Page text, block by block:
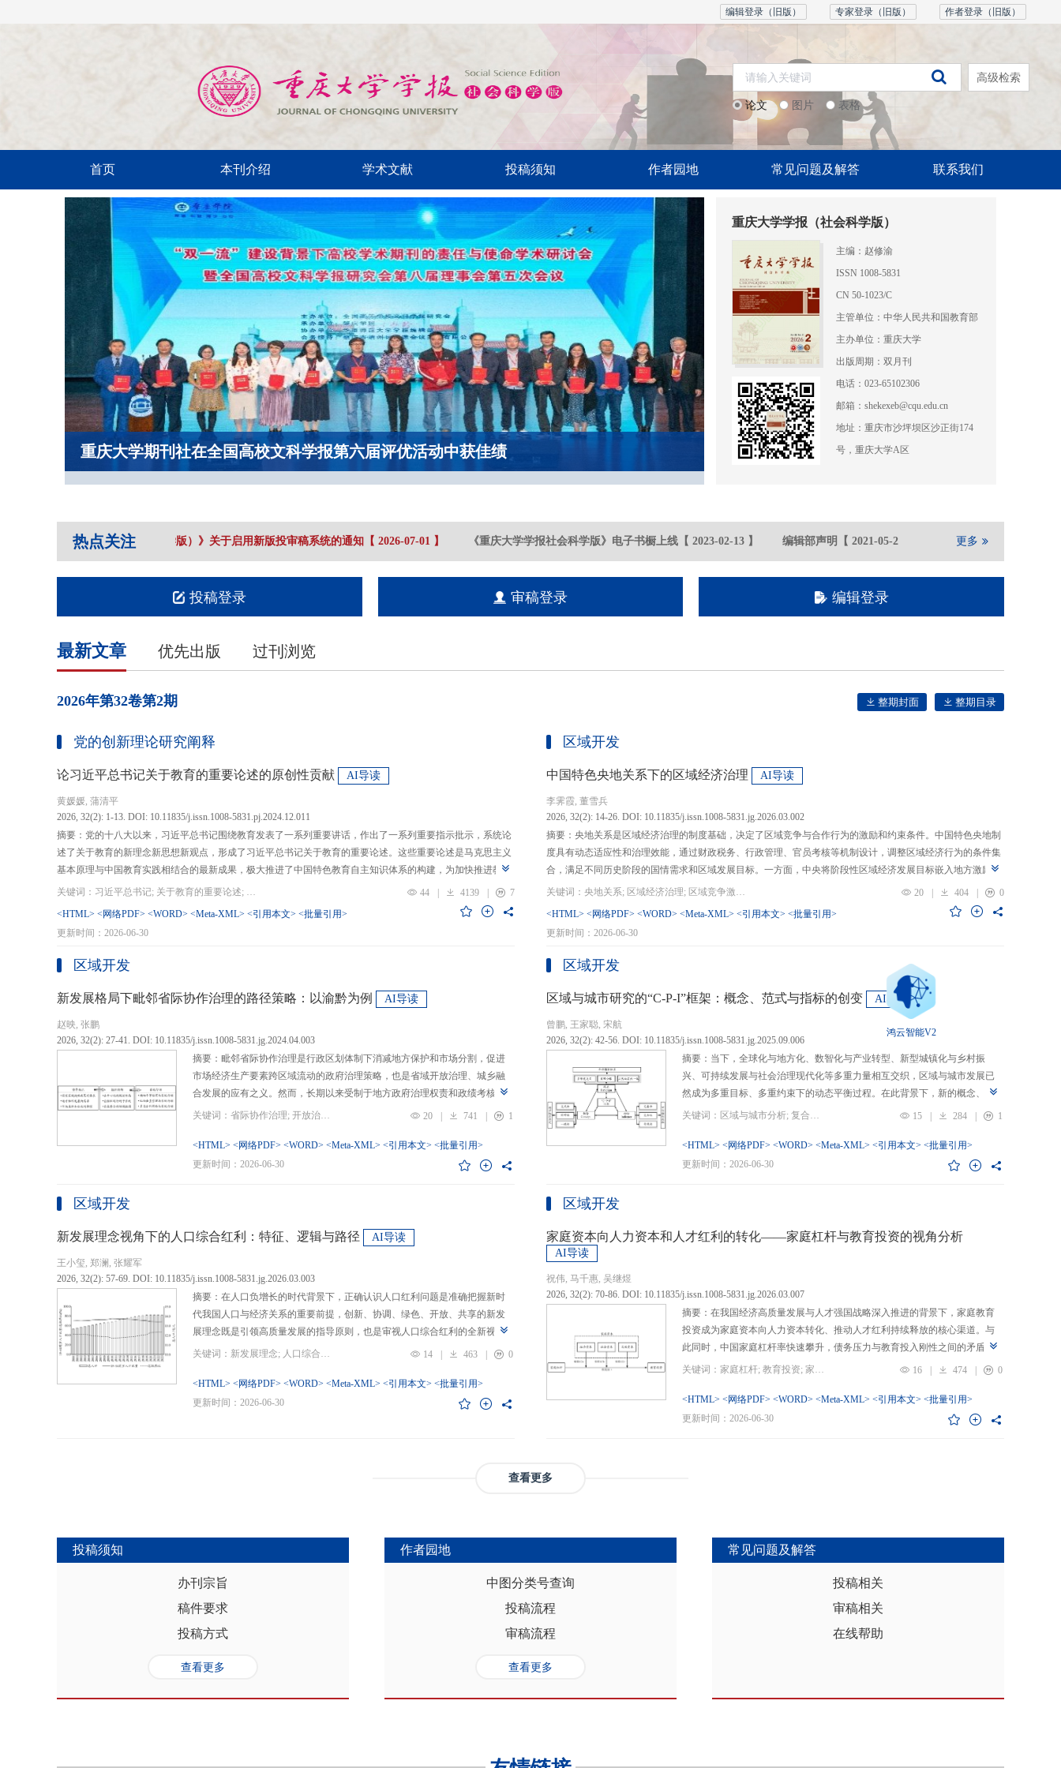
作者登录（旧版）
专家登录（旧版）
编辑登录（旧版）
论文 图片 表格
高级检索
首页 本刊介绍 学术文献 投稿须知 作者园地 常见问题及解答 联系我们
重庆大学期刊社在全国高校文科学报第六届评优活动中获佳绩
重庆大学学报（社会科学版）
主编：赵修渝
ISSN 1008-5831
CN 50-1023/C
主管单位：中华人民共和国教育部
主办单位：重庆大学
出版周期：双月刊
电话：023-65102306
邮箱：shekexeb@cqu.edu.cn
地址：重庆市沙坪坝区沙正街174
号，重庆大学A区
热点关注
《重庆大学学报（社会科学版）》关于启用新版投审稿系统的通知【 2026-07-01】 《重庆大学学报社会科学版》电子书橱上线【 2023-02-13】 编辑部声明【 2021-05-21】 重庆大学期刊社在全国
更多
投稿登录 审稿登录 编辑登录
最新文章 优先出版 过刊浏览
2026年第32卷第2期 整期封面 整期目录
党的创新理论研究阐释
论习近平总书记关于教育的重要论述的原创性贡献 AI导读
黄媛媛, 蒲清平
2026, 32(2): 1-13. DOI: 10.11835/j.issn.1008-5831.pj.2024.12.011
摘要：党的十八大以来，习近平总书记围绕教育发表了一系列重要讲话，作出了一系列重要指示批示，系统论
述了关于教育的新理念新思想新观点，形成了习近平总书记关于教育的重要论述。这些重要论述是马克思主义
基本原理与中国教育实践相结合的最新成果，极大推进了中国特色教育自主知识体系的构建，为加快推进教育
现代化、建设教育强国提供了强大思想武器和行动指南，作出了重大原创性贡献。这些原创性贡献主要体现
在：第一，从价值论角度明确了教育在党和国家事业发展全局中的战略定位，从政治价值、经济价值、文化价
值、社会价值、创新价值等五个方面创新性回答了新时代“为什么办教育”的战略问题；第二，从认识论角度赋
予了新时代教育发展的多重内涵，深刻揭示其根本性质、根本保证、根本任务、时代使命、最终目的，创新性
回答了新时代“办什么样的教育”的根本问题；第三，从方法论角度立足基本国情遵循教育规律，提出了深化教
育改革创新的总体思路和战略部署，涵盖教育地位的确立、教育道路的选择、教育动力的激发、教育路径的规
划以及教育主体的培育，创新性回答了新时代“怎么办教育”的实践问题。
关键词：习近平总书记; 关于教育的重要论述; 教育强国; 《论教育》; 教育新质生产力; 教育人工智能 44 | 4139 |
7
<HTML> <网络PDF> <WORD> <Meta-XML> <引用本文> <批量引用>
更新时间：2026-06-30
区域开发
中国特色央地关系下的区域经济治理 AI导读
李霁霞, 董雪兵
2026, 32(2): 14-26. DOI: 10.11835/j.issn.1008-5831.jg.2026.03.002
摘要：央地关系是区域经济治理的制度基础，决定了区域竞争与合作行为的激励和约束条件。中国特色央地制
度具有动态适应性和治理效能，通过财政税务、行政管理、官员考核等机制设计，调整区域经济行为的条件集
合，满足不同历史阶段的国情需求和区域发展目标。一方面，中央将阶段性区域经济发展目标嵌入地方激励机
制，引导区域竞争策略转变，包括竞争标的从“为增长而竞争”转向“为发展而竞争”，支出行为从“重建设、轻民
生”转向“基本公共服务均等化”，发展模式从“地方保护”转向“发挥比较优势”，以区域竞争激励和竞争策略优化
提升区域经济治理效率。另一方面，中央通过对口支援、一体化合作、主体功能区建设等制度安排，在保留区
域竞争激励的同时，降低区域合作成本，提高区域合作收益，形成优势互补、规模效益最大化、外部性内部化
等跨区域合作模式，实现国家治理和区域治理效率的统一。在区域经济格局深刻变革与国内发展目标转型升级
的背景下，区域经济治理面临新形势与新挑战。未来区域经济治理研究应聚焦数字时代区域协调发展、因地制
宜发展新质生产力、构建全国统一大市场等重大现实问题，从新治理主体、新发展目标、新治理工具等维度深
化探索，进一步丰富和完善中国特色区域经济治理理论体系，为新时代区域协调发展与区域高质量发展提供学
理支撑。
关键词：央地关系; 区域经济治理; 区域竞争激励; 跨区域合作 20 | 404 |
0
<HTML> <网络PDF> <WORD> <Meta-XML> <引用本文> <批量引用>
更新时间：2026-06-30
区域开发
新发展格局下毗邻省际协作治理的路径策略：以渝黔为例 AI导读
赵映, 张鹏
2026, 32(2): 27-41. DOI: 10.11835/j.issn.1008-5831.jg.2024.04.003
摘要：毗邻省际协作治理是行政区划体制下消减地方保护和市场分割，促进
市场经济生产要素跨区域流动的政府治理策略，也是省域开放治理、城乡融
合发展的应有之义。然而，长期以来受制于地方政府治理权责和政绩考核的
行政区划界限，以及竞争性发展博弈中日渐固化的地方利益，毗邻省际协作
内需、畅通经济循环、建设全国统一大市场的政策导向，为毗邻省际协作治
理提供了新的机遇，借此探析其路径策略是构建新发展格局的内在要求和重
例，采用半结构化访谈法收集数据资料，探析新发展格局下毗邻省际协作治
理的路径策略。研究表明，毗邻省际协作治理是毗邻省（自治区、直辖市）
达成多向度的系统性治理行动过程。新发展格局下毗邻省际协作治理的路径
策略首先是厘清国家战略政策要求、省际协作发展需要，以及市场主体和民
众期望，凝聚利益相关主体的协作治理共识，明确毗邻省际协作治理是省域
开放治理必须积极作为的必答题。其次，统筹衔接国家战略政策与省域治理
规划，构建去中心化的组织结构总体布局，下好毗邻协作先行示范区创建、
网络协同治理的比较优势和互补功能，牵住“牛鼻子”工程，着重优化开放协作
机制和生态共保联治，促进基础设施和基本公共服务一体化，推动产业链整
关键词：省际协作治理; 开放治理; 行政区划; 统一大市场; 新发展格局 20 | 741 | 1
<HTML> <网络PDF> <WORD> <Meta-XML> <引用本文> <批量引用>
更新时间：2026-06-30
区域开发
区域与城市研究的“C-P-I”框架：概念、范式与指标的创变 AI导读
曾鹏, 王家聪, 宋航
2026, 32(2): 42-56. DOI: 10.11835/j.issn.1008-5831.jg.2025.09.006
摘要：当下，全球化与地方化、数智化与产业转型、新型城镇化与乡村振
兴、可持续发展与社会治理现代化等多重力量相互交织，区域与城市发展已
然成为多重目标、多重约束下的动态平衡过程。在此背景下，新的概念、新
的要求、新的范围不断涌现，形成了以“A视角下的B”“面向A的B”“基于A的B”
而是蕴含了新的目标要求、关系规范或作用范围，代表了对区域与城市复杂
问题的新认知。然而，目前学术界对于这类复杂概念的综合评价研究相对滞
概念内涵关键方面，也缺乏系统检验。对此，文章提出区域与城市研究的“C-
重一致性，即确保概念界定与测量操作的逻辑统一。其次，在指标体系科学
构建上，采用多维交叉原则，深入交叉单元层面进行刻画；层级分解原则，
建立从目的层到场景层、要素层、观测层、指标层和说明层的系统结构；应
然实然一体原则，实现理论理想与现实测量的统一。最后，在具体指标可信
选择上，强调完备性，全面覆盖概念内涵；强调复合性，体现概念的交叉交
架不仅提供了评价复杂概念的工具，更蕴含促进复杂概念发现与再生产的机
制，能够推动区域分析从传统的、相对静态的、单一维度的模式，向更加动
关键词：区域与城市分析; 复合概念; “C-P-I”框架; 指标体系 15 | 284 | 1
<HTML> <网络PDF> <WORD> <Meta-XML> <引用本文> <批量引用>
更新时间：2026-06-30
区域开发
新发展理念视角下的人口综合红利：特征、逻辑与路径 AI导读
王小玺, 郑澜, 张耀军
2026, 32(2): 57-69. DOI: 10.11835/j.issn.1008-5831.jg.2026.03.003
摘要：在人口负增长的时代背景下，正确认识人口红利问题是准确把握新时
代我国人口与经济关系的重要前提，创新、协调、绿色、开放、共享的新发
展理念既是引领高质量发展的指导原则，也是审视人口综合红利的全新视
角。从内涵特征看，新时代的人口综合红利理论是在发展基础、核心理念和
位和发展进程，以人口数量、结构、素质、分布等人口条件为基础，以新发
展理念为导向，通过政策措施的适应性调整从而培育、巩固和收获人口优
中，既要立足当下人口负增长的现实，充分挖掘和利用现有人口条件，也要
放眼未来人口发展趋势，积极挖掘、培育人口结构优化红利、人口素质提升
红利和人口合理分布红利，以相关政策制度的调整完善为路径，引导人口发
展符合创新、协调、绿色、开放、共享的理念需求，积极回应人口发展的趋
势性特征和高质量发展的目标任务，通过进一步完善生育养老政策、推进教
育强国建设、优化城镇格局体系，以人口与经济高质量发展支撑中国式现代
关键词：新发展理念; 人口综合红利; 高质量发展; 人口政策; 中国式现代化 14 | 463 | 0
<HTML> <网络PDF> <WORD> <Meta-XML> <引用本文> <批量引用>
更新时间：2026-06-30
区域开发
家庭资本向人力资本和人才红利的转化——家庭杠杆与教育投资的视角分析
AI导读
祝伟, 马千惠, 吴继煜
2026, 32(2): 70-86. DOI: 10.11835/j.issn.1008-5831.jg.2026.03.007
摘要：在我国经济高质量发展与人才强国战略深入推进的背景下，家庭教育
投资成为家庭资本向人力资本转化、推动人才红利持续释放的核心渠道。与
此同时，中国家庭杠杆率快速攀升，债务压力与教育投入刚性之间的矛盾日
益凸显，二者的互动关系直接关系到人力资本积累效率、教育公平与家庭金
育投资的作用机制，且普遍忽视家庭经济、社会、文化资本的综合调节效应
与多维度异质性特征。基于此，文章利用2017年和2019年中国家庭金融调查
弱，表明资本充裕家庭可依靠自有资源满足教育需求，降低对债务融资的依
赖。第三，异质性分析结果显示，债务多元化水平较低、主要依赖内源融资
以及城镇的家庭在杠杆上升时更倾向于增加更多的教育投资。第四，进一步
讨论后发现，家庭杠杆与教育投资之间存在倒“U”型的非线性关系，当家庭财
务压力较轻时，杠杆上升会促使家庭增加教育投入，但财务负担过重时则导
致教育支出削减，说明适度杠杆可缓解流动性约束并支撑教育投入，而过度
关键词：家庭杠杆; 教育投资; 家庭资本; 家庭债务结构; CHFS 16 | 474 | 0
<HTML> <网络PDF> <WORD> <Meta-XML> <引用本文> <批量引用>
更新时间：2026-06-30
查看更多
投稿须知
办刊宗旨
稿件要求
投稿方式
查看更多
作者园地
中图分类号查询
投稿流程
审稿流程
查看更多
常见问题及解答
投稿相关
审稿相关
在线帮助
鸿云智能V2